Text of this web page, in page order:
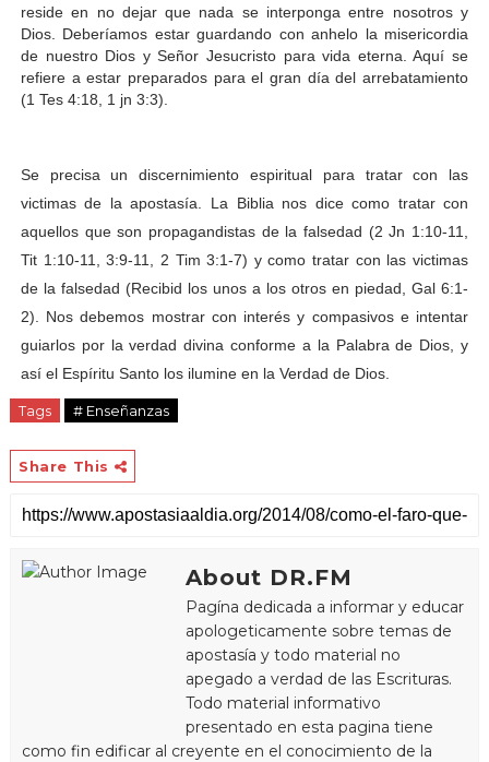
reside en no dejar que nada se interponga entre nosotros y
Dios. Deberíamos estar guardando con anhelo la misericordia
de nuestro Dios y Señor Jesucristo para vida eterna. Aquí se
refiere a estar preparados para el gran día del arrebatamiento
(1 Tes 4:18, 1 jn 3:3).
Se precisa un discernimiento espiritual para tratar con las
victimas de laapostasía. La Biblia nos dice como tratar con
aquellos que son propagandistas de la falsedad (2 Jn 1:10-11,
Tit 1:10-11, 3:9-11, 2 Tim 3:1-7) y como tratar con las victimas
de la falsedad (Recibid los unos a los otros en piedad, Gal 6:1-
2). Nos debemos mostrar con interés y compasivos e intentar
guiarlos por la verdad divina conforme a la Palabra de Dios, y
así el Espíritu Santo los ilumine en la Verdad de Dios.
Tags # Enseñanzas
Share This
About DR.FM
Pagína dedicada a informar y educar
apologeticamente sobre temas de
apostasía y todo material no
apegado a verdad de las Escrituras.
Todo material informativo
presentado en esta pagina tiene
como fin edificar al creyente en el conocimiento de la